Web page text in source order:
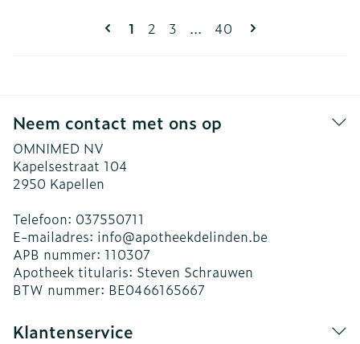
Pagina's
U lees momenteel pagina
1 Pagina
2 Pagina
3 ... Pagina
40
Neem contact met ons op
OMNIMED NV
Kapelsestraat 104
2950 Kapellen
Telefoon: 037550711
E-mailadres: info@apotheekdelinden.be
APB nummer: 110307
Apotheek titularis: Steven Schrauwen
BTW nummer: BE0466165667
Klantenservice